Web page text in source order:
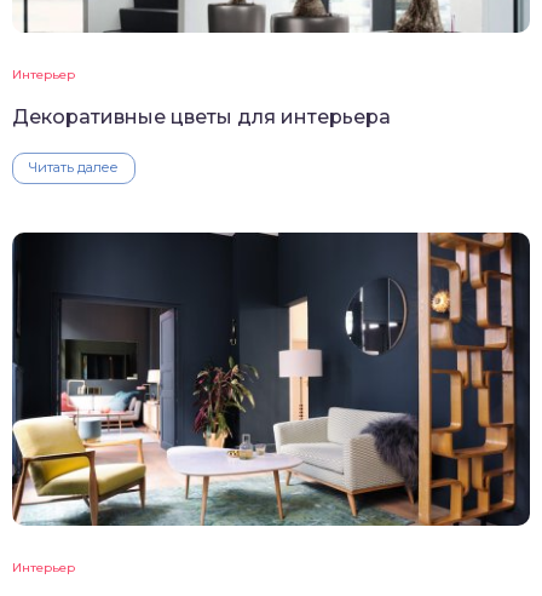
Интерьер
Декоративные цветы для интерьера
Читать далее
Интерьер